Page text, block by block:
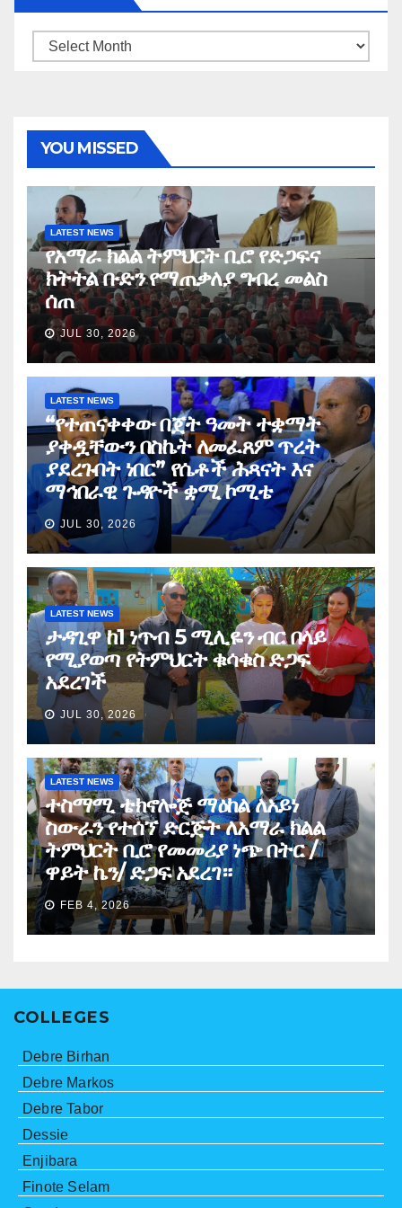
Archives
YOU MISSED
LATEST NEWS
የአማራ ክልል ትምህርት ቢሮ የድጋፍና
ክትትል ቡድን የማጠቃለያ ግብረ መልስ
ሰጠ
JUL 30, 2026
LATEST NEWS
“የተጠናቀቀው በጀት ዓመት ተቋማት
ያቀዷቸውን በስኬት ለመፈጸም ጥረት
ያደረጉበት ነበር” የሴቶች ሕጻናት እና
ማኅበራዊ ጉዳዮች ቋሚ ኮሚቴ
JUL 30, 2026
LATEST NEWS
ታዳጊዋ ከ1 ነጥብ 5 ሚሊዬን ብር በላይ
የሚያወጣ የትምህርት ቁሳቁስ ድጋፍ
አደረገች
JUL 30, 2026
LATEST NEWS
ተስማሚ ቴክኖሎጅ ማዕከል ለአይነ
ስውራን የተሰኘ ድርጅት ለአማራ ክልል
ትምህርት ቢሮ የመመሪያ ነጭ በትር /
ዋይት ኬን/ ድጋፍ አደረገ።
FEB 4, 2026
COLLEGES
Debre Birhan
Debre Markos
Debre Tabor
Dessie
Enjibara
Finote Selam